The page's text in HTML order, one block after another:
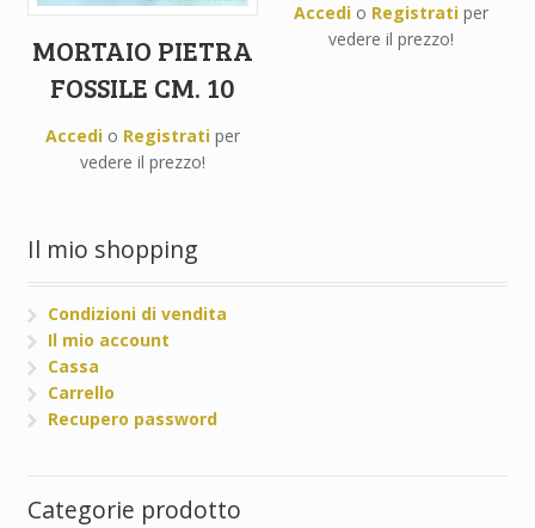
MORTAIO PIETRA
FOSSILE CM. 10
Accedio Registratiper
vedere il prezzo!
Accedi o Registrati per
vedere il prezzo!
Il mio shopping
Condizioni di vendita
Il mio account
Cassa
Carrello
Recupero password
Categorie prodotto